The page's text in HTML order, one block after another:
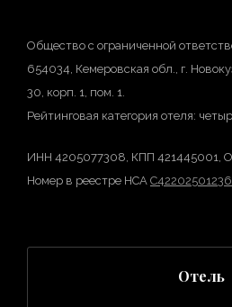
Общество с ограниченной
654034, Кемеровская обл., г.
30, корп. 1, пом. 1.
Рейтинговая категория отеля:
ИНН 4205077308, КПП 421445001,
Номер в реестре НСА
Отель